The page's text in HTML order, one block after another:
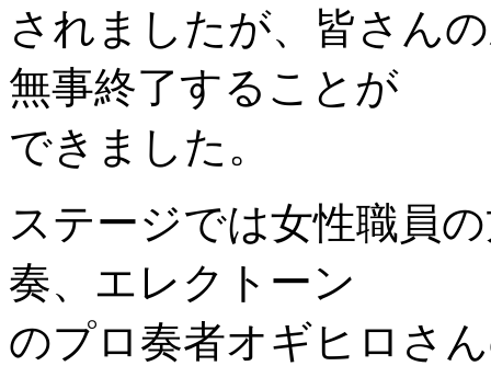
されましたが、皆さん
無事終了することが
できました。
ステージでは女性職員
奏、エレクトーン
のプロ奏者オギヒロさ